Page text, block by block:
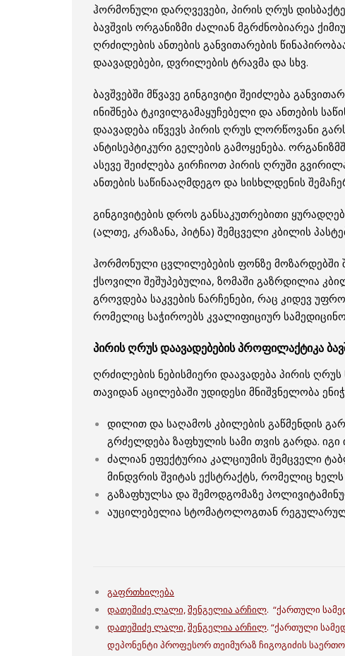
ჰორმონული დარღვევები, პირის ღრუს
ბავშვის ორგანიზმი ძალიან მგრძნობიარეა
ღრძილების ანთების განვითარების
დაავადებები, დვრილების ტრავმა და სხვ.
ბავშვებში მწვავე გინგივიტი შეიძლება
ინიშნება ტკივილგამაყუჩებელი და ანთების
დაავადება იწვევს პირის ღრუს ლორწოვანი
ანტისეპტიკური გელების გამოყენება.
ასევე შეიძლება გირჩიოთ პირის ღრუში
ანთების საწინააღმდეგო და სისხლდენის
გინგივიტების დროს განსაკუთრებითი
(ალთე, კრაზანა, პიტნა) შემცველი კბილის
ჰორმონული ცვლილებების ფონზე მოზარდებში
ქსოვილი შეშუპებულია, ზომაში გაზრდილია
გროვდება საკვების ნარჩენები, რაც კიდევ
რომელიც საჭიროებს კვალიფიციურ
პირის ღრუს დაავადებების პროფილაქტიკა
ღრძილების ნებისმიერი დაავადება პირის
თავიდან აცილებაში უდიდესი მნიშვნელობა
დილით და საღამოს კბილების გაწმენდის
გრძელდება ზაფხულის სამი თვის გარდა. იგი
ძალიან ეფექტურია კალციუმის შემცველი
მინდვრის შვიტას ექსტრაქტს, რომელიც ხელს
გაზაფხულსა და შემოდგომაზე
აუცილებელია სტომატოლოგთან
გაფრთხილება
დათეშიძე ლალი,შენგელია არჩილ. “ქართული
დათეშიძე ლალი,შენგელია არჩილ. “ქართული
დეპონენტი პროფესორ თეიმურაზ ჩიგოგიძის